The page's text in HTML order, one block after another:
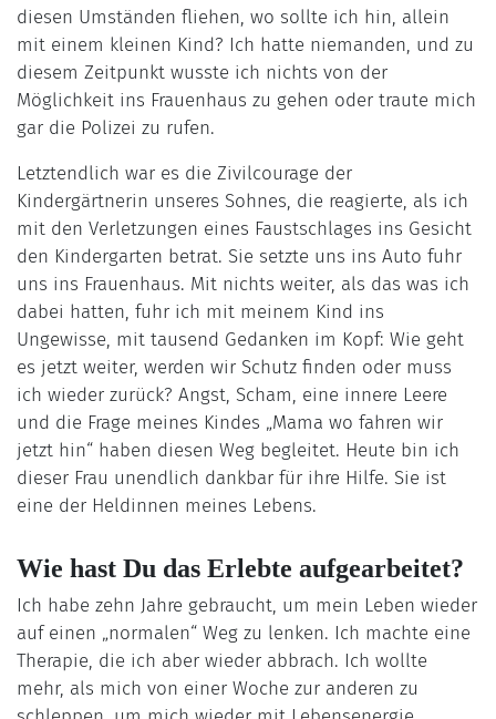
diesen Umständen fliehen, wo sollte ich hin, allein
mit einem kleinen Kind? Ich hatte niemanden, und zu
diesem Zeitpunkt wusste ich nichts von der
Möglichkeit ins Frauenhaus zu gehen oder traute mich
gar die Polizei zu rufen.
Letztendlich war es die Zivilcourage der
Kindergärtnerin unseres Sohnes, die reagierte, als ich
mit den Verletzungen eines Faustschlages ins Gesicht
den Kindergarten betrat. Sie setzte uns ins Auto fuhr
uns ins Frauenhaus. Mit nichts weiter, als das was ich
dabei hatten, fuhr ich mit meinem Kind ins
Ungewisse, mit tausend Gedanken im Kopf: Wie geht
es jetzt weiter, werden wir Schutz finden oder muss
ich wieder zurück? Angst, Scham, eine innere Leere
und die Frage meines Kindes „Mama wo fahren wir
jetzt hin“ haben diesen Weg begleitet. Heute bin ich
dieser Frau unendlich dankbar für ihre Hilfe. Sie ist
eine der Heldinnen meines Lebens.
Wie hast Du das Erlebte aufgearbeitet?
Ich habe zehn Jahre gebraucht, um mein Leben wieder
auf einen „normalen“ Weg zu lenken. Ich machte eine
Therapie, die ich aber wieder abbrach. Ich wollte
mehr, als mich von einer Woche zur anderen zu